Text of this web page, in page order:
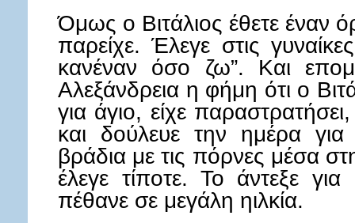
Όμως ο Βιτάλιος έθετε έναν
παρείχε. Έλεγε στις
κανέναν όσο ζω”. Και
Αλεξάνδρεια η φήμη ότι ο
για άγιο, είχε
και δούλευε την ημέρα
βράδια με τις πόρνες μέσα
έλεγε τίποτε. Το άντεξε
πέθανε σε μεγάλη ηιλκία.